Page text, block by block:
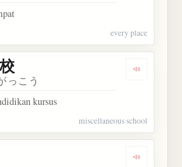
every place
Dengarkan
っこう
kursus
miscellaneous school
Dengarkan